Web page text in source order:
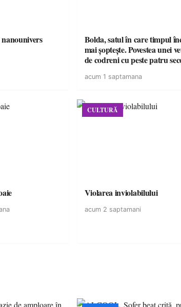
Bolda, satul în care timpul
mai șoptește. Povestea unei
de codreni cu peste patru
acum 1 saptamana
CULTURĂ
Violarea inviolabilului
acum 2 saptamani